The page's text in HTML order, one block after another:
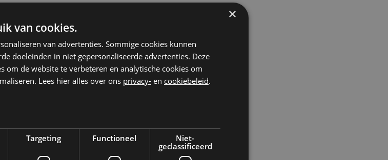
gezinnen. Ik
op de vermeende
×
van cookies.
van advertenties. Sommige cookies kunnen
doeleinden in niet gepersonaliseerde advertenties. Deze
om de website te verbeteren en analytische cookies om
Lees hier alles over ons privacy- en cookiebeleid.
Targeting Functioneel
Niet-
geclassificeerd